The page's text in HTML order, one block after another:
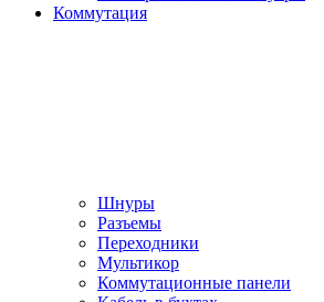
Коммутация
Шнуры
Разъемы
Переходники
Мультикор
Коммутационные панели